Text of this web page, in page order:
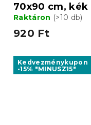
70x90 cm, kék
Raktáron (>10 db)
920 Ft
Kedvezménykupon
-15% "MINUSZ15"